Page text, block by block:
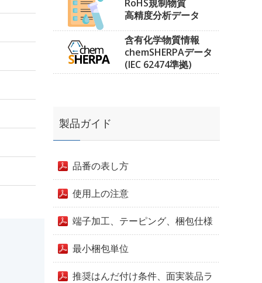
RoHS規制物質
高精度分析データ
含有化学物質情報
chemSHERPAデータ
(IEC 62474準拠)
製品ガイド
品番の表し方
使用上の注意
端子加工、テーピング、梱包仕様
最小梱包単位
推奨はんだ付け条件、面実装品ラ